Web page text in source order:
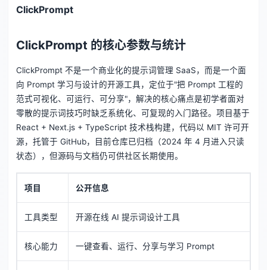
ClickPrompt
ClickPrompt 的核心参数与统计
ClickPrompt 不是一个商业化的提示词管理 SaaS，而是一个面
向 Prompt 学习与设计的开源工具，定位于"把 Prompt 工程的
范式可视化、可运行、可分享"，解决的核心痛点是初学者面对
零散的提示词技巧时缺乏系统化、可复现的入门路径。项目基于
React + Next.js + TypeScript 技术栈构建，代码以 MIT 许可开
源，托管于 GitHub，目前仓库已归档（2024 年 4 月进入只读
状态），但源码与文档仍可供社区长期使用。
项目 公开信息
工具类型 开源在线 AI 提示词设计工具
核心能力 一键查看、运行、分享与学习 Prompt